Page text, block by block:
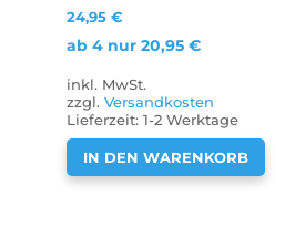
24,95 €
ab 4 nur 20,95 €
inkl. MwSt.
zzgl. Versandkosten
Lieferzeit: 1-2 Werktage
IN DEN WARENKORB